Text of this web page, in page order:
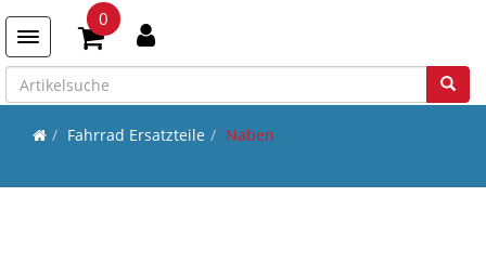
Toggle navigation
0
Fahrrad Ersatzteile Naben